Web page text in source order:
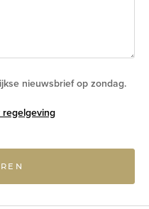
nieuwsbrief op zondag.
regelgeving